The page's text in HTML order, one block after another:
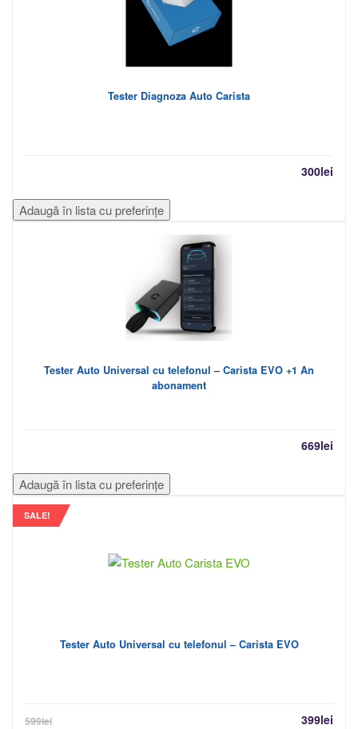
Tester Diagnoza Auto Carista
300lei
Adaugă în lista cu preferințe
Tester Auto Universal cu telefonul – Carista EVO +1 An
abonament
669lei
Adaugă în lista cu preferințe
SALE!
Tester Auto Universal cu telefonul – Carista EVO
599lei 399lei